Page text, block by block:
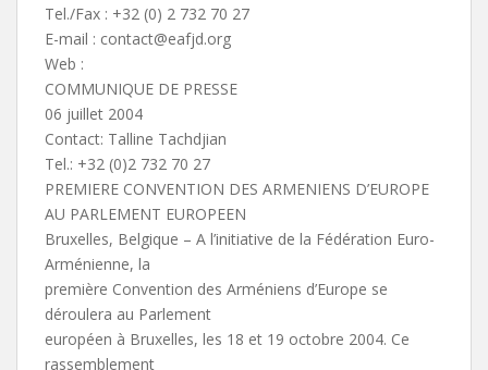
Tel./Fax : +32 (0) 2 732 70 27
E-mail : contact@eafjd.org
Web :
COMMUNIQUE DE PRESSE
06 juillet 2004
Contact: Talline Tachdjian
Tel.: +32 (0)2 732 70 27
PREMIERE CONVENTION DES ARMENIENS D’EUROPE
AU PARLEMENT EUROPEEN
Bruxelles, Belgique – A l’initiative de la Fédération Euro-
Arménienne, la
première Convention des Arméniens d’Europe se
déroulera au Parlement
européen à Bruxelles, les 18 et 19 octobre 2004. Ce
rassemblement